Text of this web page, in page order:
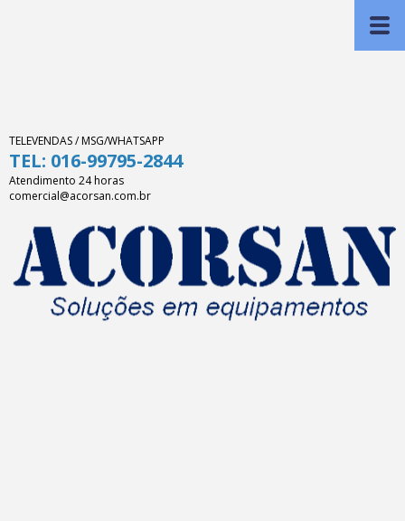
TELEVENDAS / MSG/WHATSAPP
TEL: 016-99795-2844
Atendimento 24 horas
comercial@acorsan.com.br